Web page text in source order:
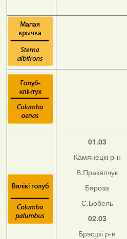
01.03
Камянецкі р-н
В.Пракапчук
Бяроза
С.Бобель
02.03
Брэсцкі р-н